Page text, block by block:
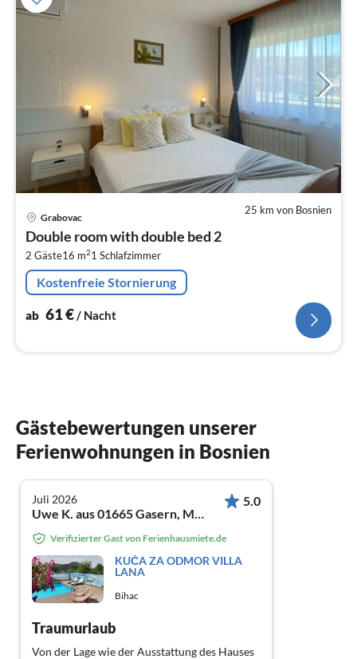
25 km von Bosnien
Grabovac
Double room with double bed 2
2 Gäste16 m21 Schlafzimmer
Kostenfreie Stornierung
ab 61€/ Nacht
Gästebewertungen unserer
Ferienwohnungen in Bosnien
Juli 2026
Uwe K. aus 01665 Gasern, Meißner Berg 1a
5.0
Verifizierter Gast von Ferienhausmiete.de
KUČA ZA ODMOR VILLA
LANA
Bihac
Traumurlaub
Von der Lage wie der Ausstattung des Hauses